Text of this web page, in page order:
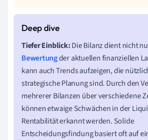
Tiefer Einblick:Die Bilanz dient nicht
Bewertungder aktuellen finanziellen
kann auch Trends aufzeigen, die
strategische Planung sind. Durch den
mehrerer Bilanzen über verschiedene
können etwaige Schwächen in der
Rentabilität erkannt werden. Solide
Entscheidungsfindung basiert oft auf